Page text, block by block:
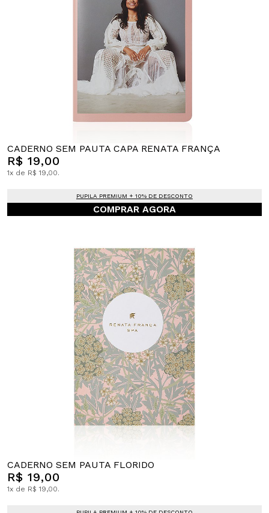
CADERNO SEM PAUTA CAPA RENATA FRANÇA
R$ 19,00
1x de R$ 19,00.
PUPILA PREMIUM + 10% DE DESCONTO
COMPRAR AGORA
CADERNO SEM PAUTA FLORIDO
R$ 19,00
1x de R$ 19,00.